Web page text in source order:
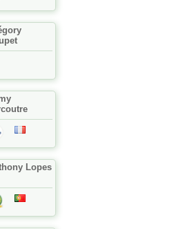
Lopes